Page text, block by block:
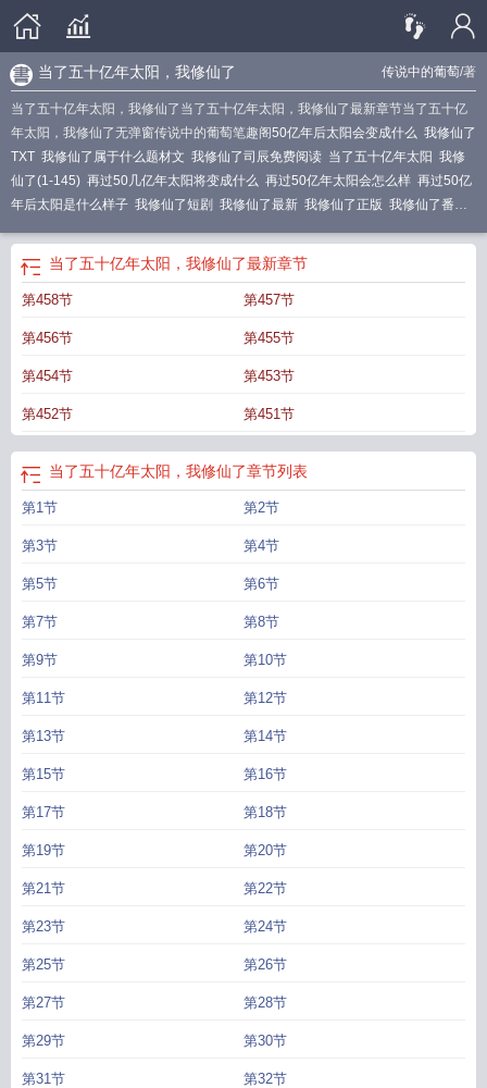
传说中的葡萄/著
当了五十亿年太阳，我修仙了
当了五十亿年太阳，我修仙了当了五十亿年太阳，我修仙了最新章节当了五十亿
年太阳，我修仙了无弹窗传说中的葡萄笔趣阁50亿年后太阳会变成什么 我修仙了
TXT 我修仙了属于什么题材文 我修仙了司辰免费阅读 当了五十亿年太阳 我修
仙了(1-145) 再过50几亿年太阳将变成什么 再过50亿年太阳会怎么样 再过50亿
年后太阳是什么样子 我修仙了短剧 我修仙了最新 我修仙了正版 我修仙了番
年后太阳
当了五十亿年太阳，我修仙了最新章节
第458节 第457节
第456节 第455节
第454节 第453节
第452节 第451节
当了五十亿年太阳，我修仙了章节列表
第1节 第2节
第3节 第4节
第5节 第6节
第7节 第8节
第9节 第10节
第11节 第12节
第13节 第14节
第15节 第16节
第17节 第18节
第19节 第20节
第21节 第22节
第23节 第24节
第25节 第26节
第27节 第28节
第29节 第30节
第31节 第32节